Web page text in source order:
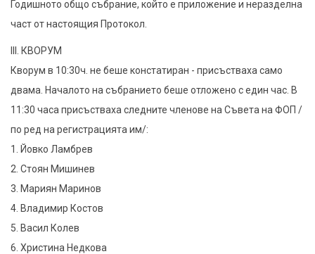
Годишното общо събрание, който е приложение и неразделна
част от настоящия Протокол.
III. КВОРУМ
Кворум в 10:30ч. не беше констатиран - присъстваха само
двама. Началото на събранието беше отложено с един час. В
11:30 часа присъстваха следните членове на Съвета на ФОП /
по ред на регистрацията им/:
1. Йовко Ламбрев
2. Стоян Мишинев
3. Мариян Маринов
4. Владимир Костов
5. Васил Колев
6. Христина Недкова